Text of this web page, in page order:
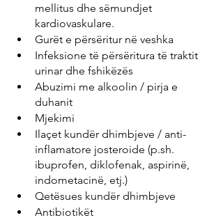
mellitus dhe sëmundjet
kardiovaskulare.
Gurët e përsëritur në veshka
Infeksione të përsëritura të traktit
urinar dhe fshikëzës
Abuzimi me alkoolin / pirja e
duhanit
Mjekimi
Ilaçet kundër dhimbjeve / anti-
inflamatore josteroide (p.sh.
ibuprofen, diklofenak, aspirinë,
indometacinë, etj.)
Qetësues kundër dhimbjeve
Antibiotikët